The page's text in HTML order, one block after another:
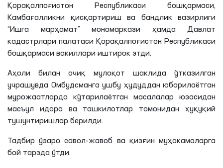
Қорақалпоғистон Республикаси бошқармаси,
Kамбағалликни қисқартириш ва бандлик вазирлиги
“Ишга марҳамат” мономаркази ҳамда Давлат
кадастрлари палатаси Қорақалпоғистон Республикаси
бошқармаси вакиллари иштирок этди.
Аҳоли билан очиқ мулоқот шаклида ўтказилган
учрашувда Омбудсманга ушбу ҳудуддан юборилаётган
мурожаатларда кўтарилаётган масалалар юзасидан
масъул идора ва ташкилотлар томонидан ҳуқуқий
тушунтиришлар берилди.
Тадбир ўзаро савол-жавоб ва қизғин муҳокамаларга
бой тарзда ўтди.